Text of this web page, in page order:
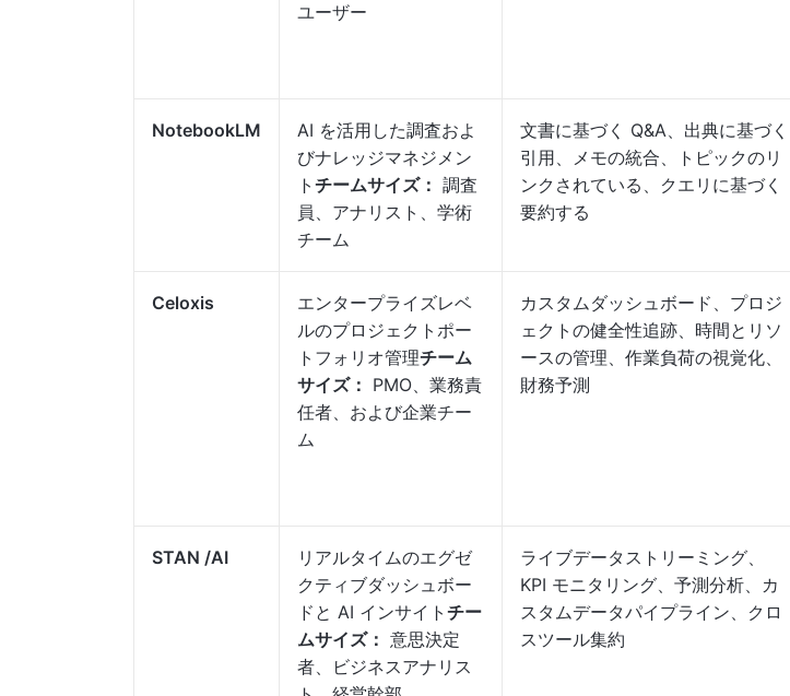
ユーザー
NotebookLM
AI を活用した調査およ
びナレッジマネジメン
ト チームサイズ： 調査
員、アナリスト、学術
チーム
文書に基づく Q&A、出典に基づく
引用、メモの統合、トピックのリ
ンクされている、クエリに基づく
要約する
Celoxis
エンタープライズレベ
ルのプロジェクトポー
トフォリオ管理チーム
サイズ： PMO、業務責
任者、および企業チー
ム
カスタムダッシュボード、プロジ
ェクトの健全性追跡、時間とリソ
ースの管理、作業負荷の視覚化、
財務予測
STAN /AI
リアルタイムのエグゼ
クティブダッシュボー
ドと AI インサイト チー
ムサイズ： 意思決定
者、ビジネスアナリス
ライブデータストリーミング、
KPI モニタリング、予測分析、カ
スタムデータパイプライン、クロ
スツール集約